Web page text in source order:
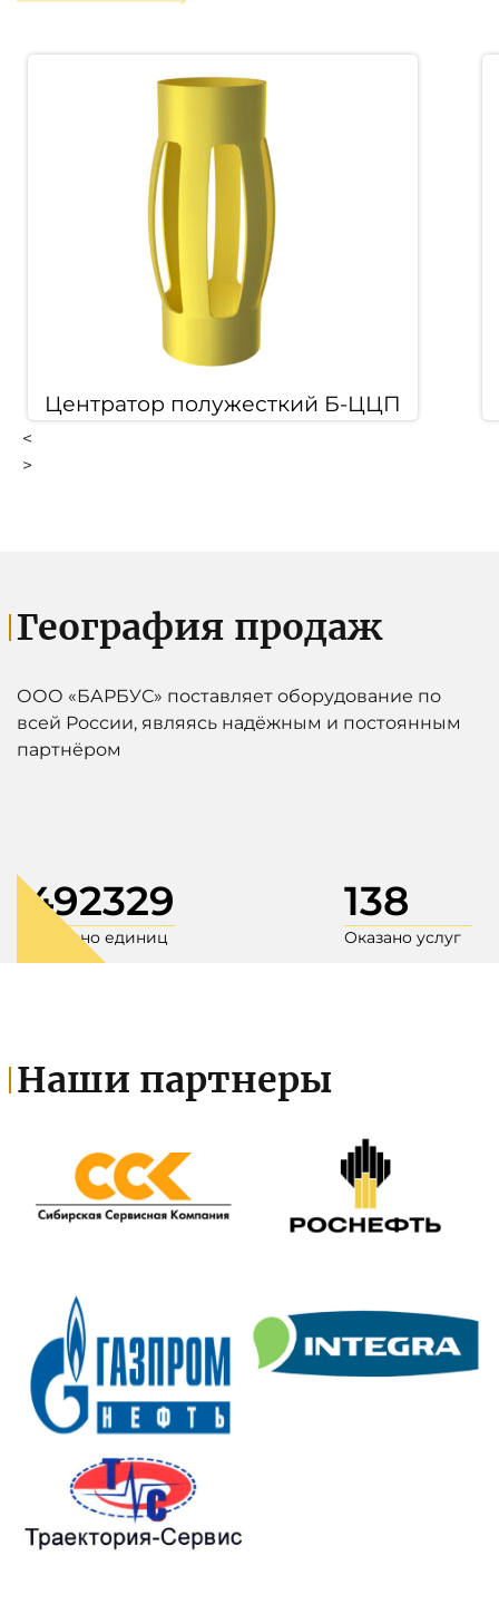
Центратор полужесткий Б-ЦЦП
<
>
География продаж
ООО «БАРБУС» поставляет оборудование по
всей России, являясь надёжным и постоянным
партнёром
492329
Продано единиц
138
Оказано услуг
Наши партнеры